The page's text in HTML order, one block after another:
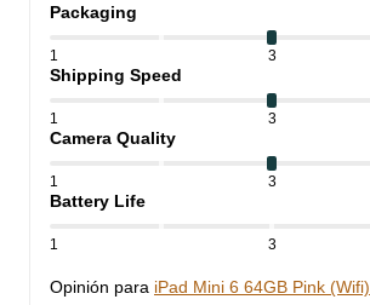
Packaging
1 3
Shipping Speed
1 3
Camera Quality
1 3
Battery Life
1 3
Opinión para iPad Mini 6 64GB Pink (Wifi)